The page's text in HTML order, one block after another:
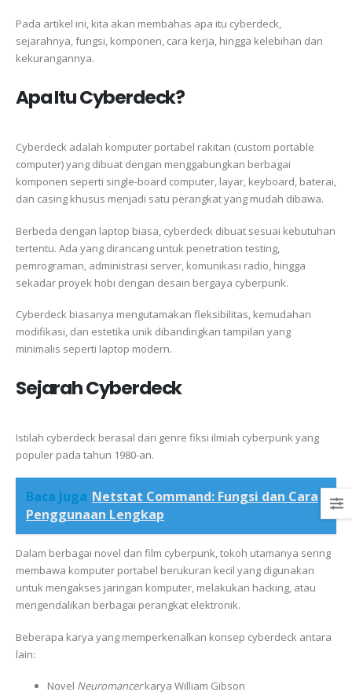
Pada artikel ini, kita akan membahas apa itu cyberdeck,
sejarahnya, fungsi, komponen, cara kerja, hingga kelebihan dan
kekurangannya.
Apa Itu Cyberdeck?
Cyberdeck adalah komputer portabel rakitan (custom portable
computer) yang dibuat dengan menggabungkan berbagai
komponen seperti single-board computer, layar, keyboard, baterai,
dan casing khusus menjadi satu perangkat yang mudah dibawa.
Berbeda dengan laptop biasa, cyberdeck dibuat sesuai kebutuhan
tertentu. Ada yang dirancang untuk penetration testing,
pemrograman, administrasi server, komunikasi radio, hingga
sekadar proyek hobi dengan desain bergaya cyberpunk.
Cyberdeck biasanya mengutamakan fleksibilitas, kemudahan
modifikasi, dan estetika unik dibandingkan tampilan yang
minimalis seperti laptop modern.
Sejarah Cyberdeck
Istilah cyberdeck berasal dari genre fiksi ilmiah cyberpunk yang
populer pada tahun 1980-an.
Baca Juga Netstat Command: Fungsi dan Cara
Penggunaan Lengkap
Dalam berbagai novel dan film cyberpunk, tokoh utamanya sering
membawa komputer portabel berukuran kecil yang digunakan
untuk mengakses jaringan komputer, melakukan hacking, atau
mengendalikan berbagai perangkat elektronik.
Beberapa karya yang memperkenalkan konsep cyberdeck antara
lain:
Novel Neuromancerkarya William Gibson